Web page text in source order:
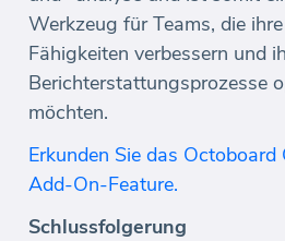
Werkzeug für Teams, die
Fähigkeiten verbessern und
Berichterstattungsprozesse
möchten.
Erkunden Sie das Octoboard
Add-On-Feature.
Schlussfolgerung